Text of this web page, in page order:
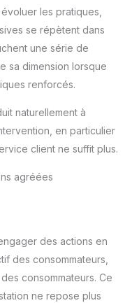
les pratiques,
se répètent dans
une série de
sa dimension lorsque
renforcés.
naturellement à
en particulier
client ne suffit plus.
agréées
des actions en
des consommateurs,
consommateurs. Ce
ne repose plus